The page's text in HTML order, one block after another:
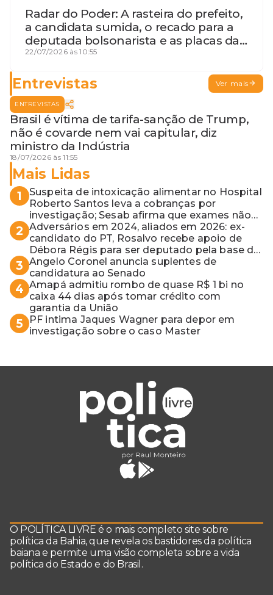
Radar do Poder: A rasteira do prefeito,
a candidata sumida, o recado para a
deputada bolsonarista e as placas da
discórdia
22/07/2026 às 10:55
Entrevistas Ver mais
ENTREVISTAS
Brasil é vítima de tarifa-sanção de Trump,
não é covarde nem vai capitular, diz
ministro da Indústria
18/07/2026 às 11:55
Mais Lidas
1
Suspeita de intoxicação alimentar no Hospital
Roberto Santos leva a cobranças por
investigação; Sesab afirma que exames não
apontaram contaminação
2 Adversários em 2024, aliados em 2026: ex-
candidato do PT, Rosalvo recebe apoio de
Débora Régis para ser deputado pela base de
ACM Neto
3 Angelo Coronel anuncia suplentes de
candidatura ao Senado
4 Amapá admitiu rombo de quase R$ 1 bi no
caixa 44 dias após tomar crédito com
garantia da União
5
PF intima Jaques Wagner para depor em
investigação sobre o caso Master
O POLÍTICA LIVRE é o mais completo site sobre
política da Bahia, que revela os bastidores da política
baiana e permite uma visão completa sobre a vida
política do Estado e do Brasil.